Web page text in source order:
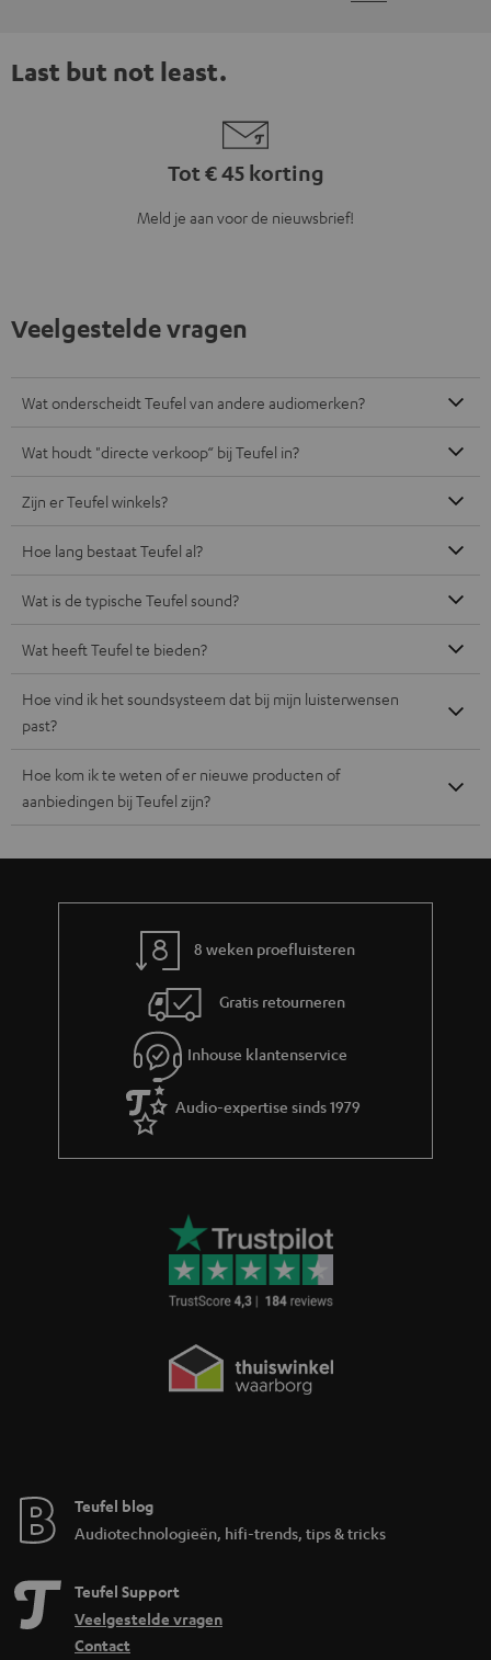
Last but not least.
Tot € 45 korting
Meld je aan voor de nieuwsbrief!
Veelgestelde vragen
Wat onderscheidt Teufel van andere audiomerken?
Wat houdt "directe verkoop“ bij Teufel in?
Zijn er Teufel winkels?
Hoe lang bestaat Teufel al?
Wat is de typische Teufel sound?
Wat heeft Teufel te bieden?
Hoe vind ik het soundsysteem dat bij mijn luisterwensen
past?
Hoe kom ik te weten of er nieuwe producten of
aanbiedingen bij Teufel zijn?
8 weken proefluisteren
Gratis retourneren
Inhouse klantenservice
Audio-expertise sinds 1979
Teufel blog
Audiotechnologieën, hifi-trends, tips & tricks
Teufel Support
Veelgestelde vragen
Contact